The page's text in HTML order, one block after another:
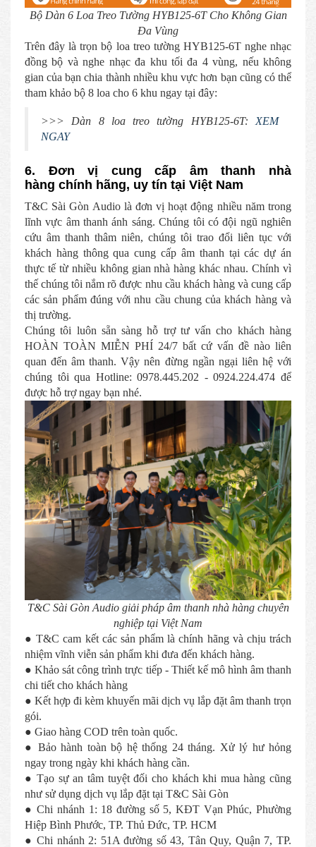
Bộ Dàn 6 Loa Treo Tường HYB125-6T Cho Không Gian
Đa Vùng
Trên đây là trọn bộ loa treo tường HYB125-6T nghe nhạc
đồng bộ và nghe nhạc đa khu tối đa 4 vùng, nếu không
gian của bạn chia thành nhiều khu vực hơn bạn cũng có thể
tham khảo bộ 8 loa cho 6 khu ngay tại đây:
>>> Dàn 8 loa treo tường HYB125-6T: XEM
NGAY
6. Đơn vị cung cấp âm thanh nhà
hàng chính hãng, uy tín tại Việt Nam
T&C Sài Gòn Audio là đơn vị hoạt động nhiều năm trong
lĩnh vực âm thanh ánh sáng. Chúng tôi có đội ngũ nghiên
cứu âm thanh thâm niên, chúng tôi trao đổi liên tục với
khách hàng thông qua cung cấp âm thanh tại các dự án
thực tế từ nhiều không gian nhà hàng khác nhau. Chính vì
thế chúng tôi nắm rõ được nhu cầu khách hàng và cung cấp
các sản phẩm đúng với nhu cầu chung của khách hàng và
thị trường.
Chúng tôi luôn sẵn sàng hỗ trợ tư vấn cho khách hàng
HOÀN TOÀN MIỄN PHÍ 24/7 bất cứ vấn đề nào liên
quan đến âm thanh. Vậy nên đừng ngần ngại liên hệ với
chúng tôi qua Hotline: 0978.445.202 - 0924.224.474 để
được hỗ trợ ngay bạn nhé.
T&C Sài Gòn Audio giải pháp âm thanh nhà hàng chuyên
nghiệp tại Việt Nam
● T&C cam kết các sản phẩm là chính hãng và chịu trách
nhiệm vĩnh viễn sản phẩm khi đưa đến khách hàng.
● Khảo sát công trình trực tiếp - Thiết kế mô hình âm thanh
chi tiết cho khách hàng
● Kết hợp đi kèm khuyến mãi dịch vụ lắp đặt âm thanh trọn
gói.
● Giao hàng COD trên toàn quốc.
● Bảo hành toàn bộ hệ thống 24 tháng. Xử lý hư hỏng
ngay trong ngày khi khách hàng cần.
● Tạo sự an tâm tuyệt đối cho khách khi mua hàng cũng
như sử dụng dịch vụ lắp đặt tại T&C Sài Gòn
● Chi nhánh 1: 18 đường số 5, KĐT Vạn Phúc, Phường
Hiệp Bình Phước, TP. Thủ Đức, TP. HCM
● Chi nhánh 2: 51A đường số 43, Tân Quy, Quận 7, TP.